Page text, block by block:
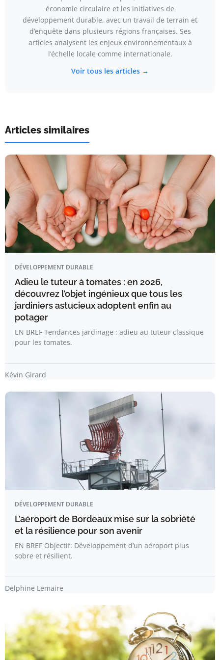
économie circulaire et les initiatives de
développement durable, avec un travail de terrain et
d’enquête dans plusieurs régions françaises. Ses
articles analysent les enjeux environnementaux à
l’échelle locale comme internationale.
Voir tous les articles →
Articles similaires
DÉVELOPPEMENT DURABLE
Adieu le tuteur à tomates : en 2026,
découvrez l’objet ingénieux que tous les
jardiniers astucieux adoptent enfin au
potager
EN BREF Tendances jardinage : adieu au tuteur classique
pour les tomates.
Kévin Girard
DÉVELOPPEMENT DURABLE
L’aéroport de Bordeaux mise sur la sobriété
et la résilience pour son avenir
EN BREF Objectif: Développement d’un aéroport plus
sobre et résilient.
Delphine Lemaire